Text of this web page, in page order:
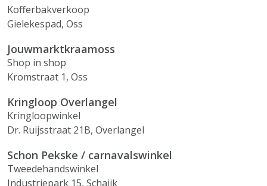
Kofferbakverkoop
Gielekespad, Oss
Jouwmarktkraamoss
Shop in shop
Kromstraat 1, Oss
Kringloop Overlangel
Kringloopwinkel
Dr. Ruijsstraat 21B, Overlangel
Schon Pekske / carnavalswinkel
Tweedehandswinkel
Industriepark 15, Schaijk